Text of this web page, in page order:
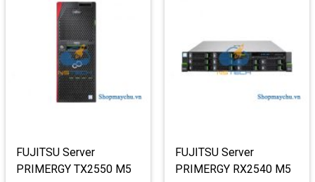
FUJITSU Server
PRIMERGY TX2550 M5
FUJITSU Server
PRIMERGY RX2540 M5